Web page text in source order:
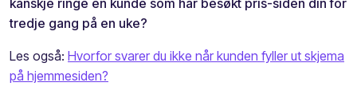
kanskje ringe en kunde som har besøkt pris-siden din for
tredje gang på en uke?
Les også: Hvorfor svarer du ikke når kunden fyller ut skjema
på hjemmesiden?